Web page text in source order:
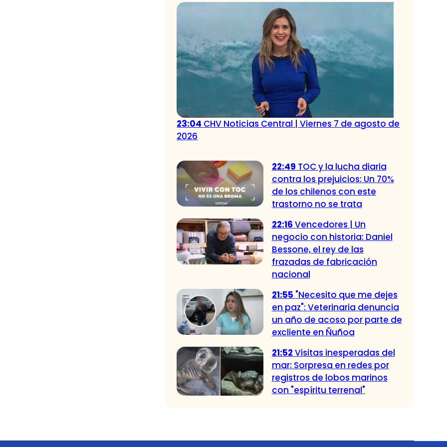
23:04 CHV Noticias Central | Viernes 7 de agosto de
2026
22:49 TOC y la lucha diaria
contra los prejuicios: Un 70%
de los chilenos con este
trastorno no se trata
22:16 Vencedores | Un
negocio con historia: Daniel
Bessone, el rey de las
frazadas de fabricación
nacional
21:55 "Necesito que me dejes
en paz": Veterinaria denuncia
un año de acoso por parte de
excliente en Ñuñoa
21:52 Visitas inesperadas del
mar: Sorpresa en redes por
registros de lobos marinos
con "espíritu terrenal"